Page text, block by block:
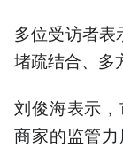
多位受访者表
堵疏结合、多
刘俊海表示
商家的监管